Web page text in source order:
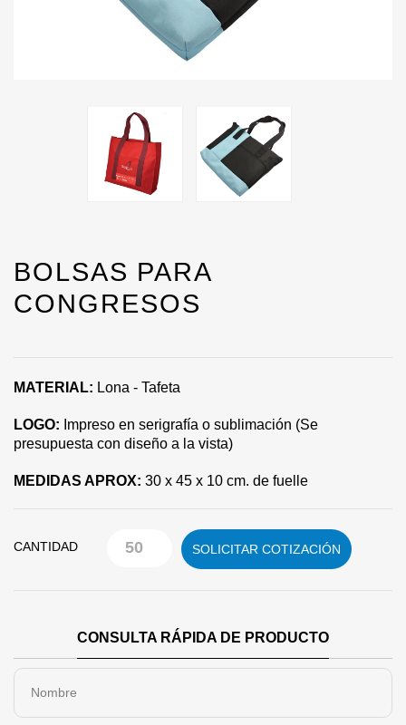
BOLSAS PARA
CONGRESOS
MATERIAL: Lona - Tafeta
LOGO: Impreso en serigrafía o sublimación (Se
presupuesta con diseño a la vista)
MEDIDAS APROX: 30 x 45 x 10 cm. de fuelle
CANTIDAD SOLICITAR COTIZACIÓN
CONSULTA RÁPIDA DE PRODUCTO